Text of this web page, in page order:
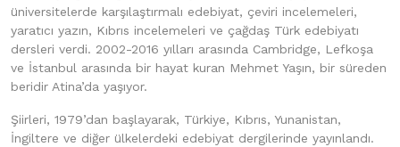
üniversitelerde karşılaştırmalı edebiyat, çeviri incelemeleri,
yaratıcı yazın, Kıbrıs incelemeleri ve çağdaş Türk edebiyatı
dersleri verdi. 2002-2016 yılları arasında Cambridge, Lefkoşa
ve İstanbul arasında bir hayat kuran Mehmet Yaşın, bir süreden
beridir Atina’da yaşıyor.
Şiirleri, 1979’dan başlayarak, Türkiye, Kıbrıs, Yunanistan,
İngiltere ve diğer ülkelerdeki edebiyat dergilerinde yayınlandı.